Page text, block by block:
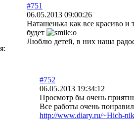
#751
06.05.2013 09:00:26
Наташенька как все красиво и
будет
Люблю детей, в них наша
#752
06.05.2013 19:34:12
Просмотр бы очень
Все работы очень
http://www.diary.ru/~Hich-